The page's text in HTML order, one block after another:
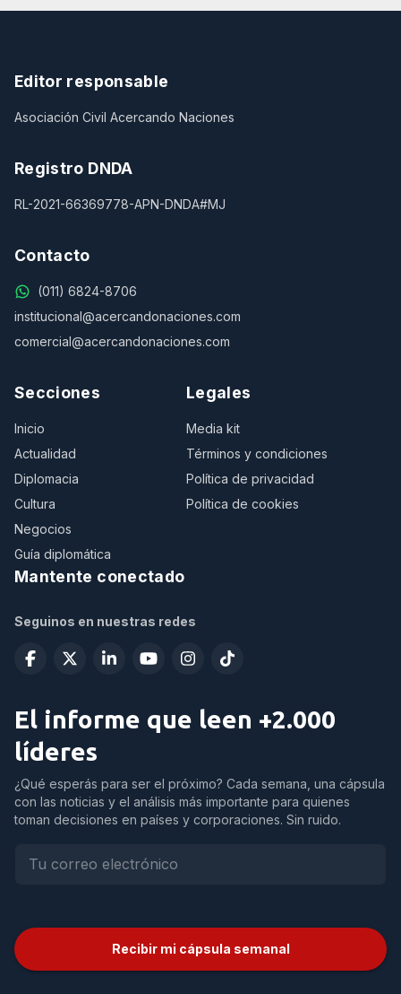
Editor responsable
Asociación Civil Acercando Naciones
Registro DNDA
RL-2021-66369778-APN-DNDA#MJ
Contacto
(011) 6824-8706
institucional@acercandonaciones.com
comercial@acercandonaciones.com
Secciones
Inicio
Actualidad
Diplomacia
Cultura
Negocios
Guía diplomática
Legales
Media kit
Términos y condiciones
Política de privacidad
Política de cookies
Mantente conectado
Seguinos en nuestras redes
El informe que leen +2.000
líderes
¿Qué esperás para ser el próximo? Cada semana, una cápsula
con las noticias y el análisis más importante para quienes
toman decisiones en países y corporaciones. Sin ruido.
Recibir mi cápsula semanal